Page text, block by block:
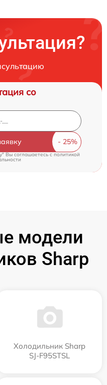
со
Вы соглашаетесь cполитикой
модели
Sharp
Холодильник Sharp
SJ-F95STSL